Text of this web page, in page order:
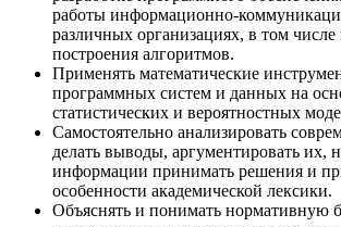
работы информационно-
различных организациях, в том
построения алгоритмов.
Применять математические
программных систем и данных на
статистических и вероятностных
Самостоятельно анализировать
делать выводы, аргументировать их,
информации принимать решения и
особенности академической лексики.
Объяснять и понимать нормативную